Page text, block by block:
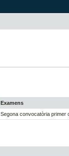
Examens
Segona convocatòria primer